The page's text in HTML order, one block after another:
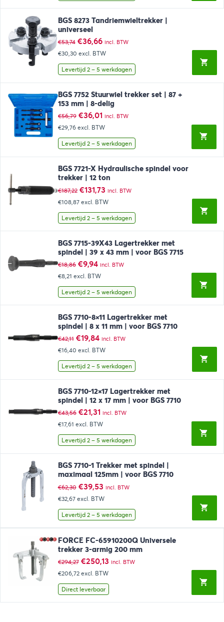
BGS 8273 Tandriemwieltrekker |
universeel
€53,74 Oorspronkelijke
prijs
was:
€53,74.
€36,66Huidige
prijs
is:
€36,66.
incl. BTW
€30,30 excl. BTW
Levertijd 2 – 5 werkdagen
BGS 7752 Stuurwiel trekker set | 87 +
153 mm | 8-delig
€56,79 Oorspronkelijke
prijs
was:
€56,79.
€36,01Huidige
prijs
is:
€36,01.
incl. BTW
€29,76 excl. BTW
Levertijd 2 – 5 werkdagen
BGS 7721-X Hydraulische spindel voor
trekker | 12 ton
€187,22 Oorspronkelijke
prijs
was:
€187,22.
€131,73Huidige
prijs
is:
€131,73.
incl. BTW
€108,87 excl. BTW
Levertijd 2 – 5 werkdagen
BGS 7715-39X43 Lagertrekker met
spindel | 39 x 43 mm | voor BGS 7715
€18,86 Oorspronkelijke
prijs
was:
€18,86.
€9,94Huidige
prijs
is:
€9,94.
incl. BTW
€8,21 excl. BTW
Levertijd 2 – 5 werkdagen
BGS 7710-8×11 Lagertrekker met
spindel | 8 x 11 mm | voor BGS 7710
€42,11 Oorspronkelijke
prijs
was:
€42,11.
€19,84Huidige
prijs
is:
€19,84.
incl. BTW
€16,40 excl. BTW
Levertijd 2 – 5 werkdagen
BGS 7710-12×17 Lagertrekker met
spindel | 12 x 17 mm | voor BGS 7710
€43,56 Oorspronkelijke
prijs
was:
€43,56.
€21,31Huidige
prijs
is:
€21,31.
incl. BTW
€17,61 excl. BTW
Levertijd 2 – 5 werkdagen
BGS 7710-1 Trekker met spindel |
maximaal 125mm | voor BGS 7710
€62,30 Oorspronkelijke
prijs
was:
€62,30.
€39,53Huidige
prijs
is:
€39,53.
incl. BTW
€32,67 excl. BTW
Levertijd 2 – 5 werkdagen
FORCE FC-65910200Q Universele
trekker 3-armig 200 mm
€294,27 Oorspronkelijke
prijs
was:
€294,27.
€250,13Huidige
prijs
€250,13.
incl. BTW
€206,72 excl. BTW
Direct leverbaar